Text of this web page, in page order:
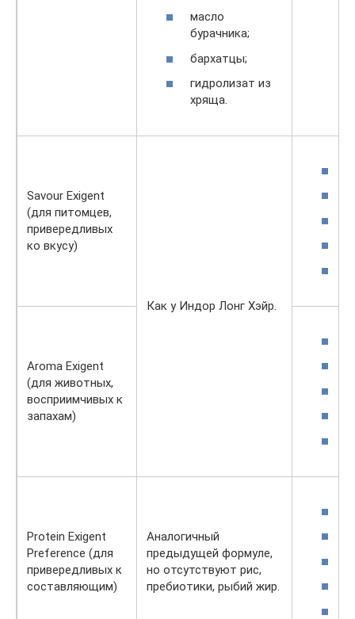
масло
бурачника;
бархатцы;
гидролизат из
хряща.
Savour Exigent
(для питомцев,
привередливых
ко вкусу)
Как у Индор Лонг Хэйр.
Aroma Exigent
(для животных,
восприимчивых к
запахам)
Protein Exigent
Preference (для
привередливых к
составляющим)
Аналогичный
предыдущей формуле,
но отсутствуют рис,
пребиотики, рыбий жир.